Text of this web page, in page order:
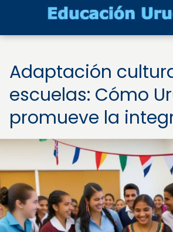
Adaptación
escuelas: Cómo
promueve la